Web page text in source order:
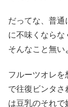
だってな、普
に不味くならな
そんなこと無い
フルーツオレを
で往復ビンタさ
は豆乳のそれ